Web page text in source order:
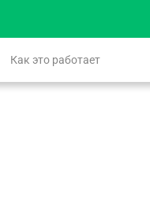
Как это работает